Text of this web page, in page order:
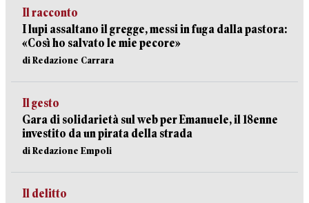
Il racconto
I lupi assaltano il gregge, messi in fuga dalla pastora:
«Così ho salvato le mie pecore»
di Redazione Carrara
Il gesto
Gara di solidarietà sul web per Emanuele, il 18enne
investito da un pirata della strada
di Redazione Empoli
Il delitto